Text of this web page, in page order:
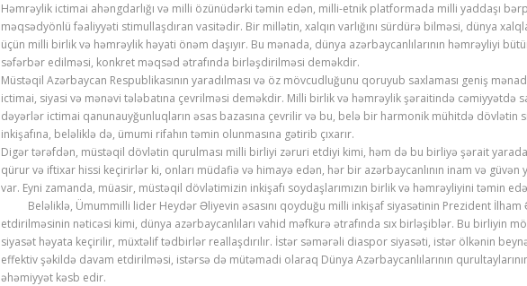
Həmrəylik ictimai ahəngdarlığı və milli özünüdərki təmin edən, milli-etnik platformada milli yaddaşı
məqsədyönlü fəaliyyəti stimullaşdıran vasitədir. Bir millətin, xalqın varlığını sürdürə bilməsi, dünya
üçün milli birlik və həmrəylik həyati önəm daşıyır. Bu mənada, dünya azərbaycanlılarının həmrəyliyi
səfərbər edilməsi, konkret məqsəd ətrafında birləşdirilməsi deməkdir.
Müstəqil Azərbaycan Respublikasının yaradılması və öz mövcudluğunu qoruyub saxlaması geniş
ictimai, siyasi və mənəvi tələbatına çevrilməsi deməkdir. Milli birlik və həmrəylik şəraitində cəmiyyətdə
dəyərlər ictimai qanunauyğunluqların əsas bazasına çevrilir və bu, belə bir harmonik mühitdə
inkişafına, beləliklə də, ümumi rifahın təmin olunmasına gətirib çıxarır.
Digər tərəfdən, müstəqil dövlətin qurulması milli birliyi zəruri etdiyi kimi, həm də bu birliyə şərait
qürur və iftixar hissi keçirirlər ki, onları müdafiə və himayə edən, hər bir azərbaycanlının inam və
var. Eyni zamanda, müasir, müstəqil dövlətimizin inkişafı soydaşlarımızın birlik və həmrəyliyini təmin
Beləliklə, Ümummilli lider Heydər Əliyevin əsasını qoyduğu milli inkişaf siyasətinin Prezident İlham
etdirilməsinin nəticəsi kimi, dünya azərbaycanlıları vahid məfkurə ətrafında sıx birləşiblər. Bu birliyin
siyasət həyata keçirilir, müxtəlif tədbirlər reallaşdırılır. İstər səmərəli diaspor siyasəti, istər ölkənin
effektiv şəkildə davam etdirilməsi, istərsə də mütəmadi olaraq Dünya Azərbaycanlılarının
əhəmiyyət kəsb edir.